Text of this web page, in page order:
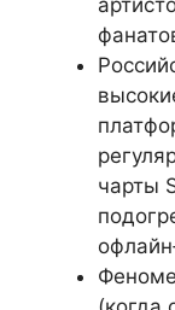
чарты